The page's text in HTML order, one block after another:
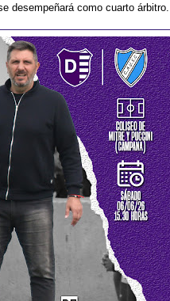
desempeñará como cuarto árbitro.